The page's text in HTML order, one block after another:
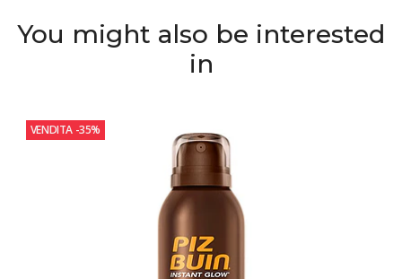
You might also be interested
in
VENDITA -35%